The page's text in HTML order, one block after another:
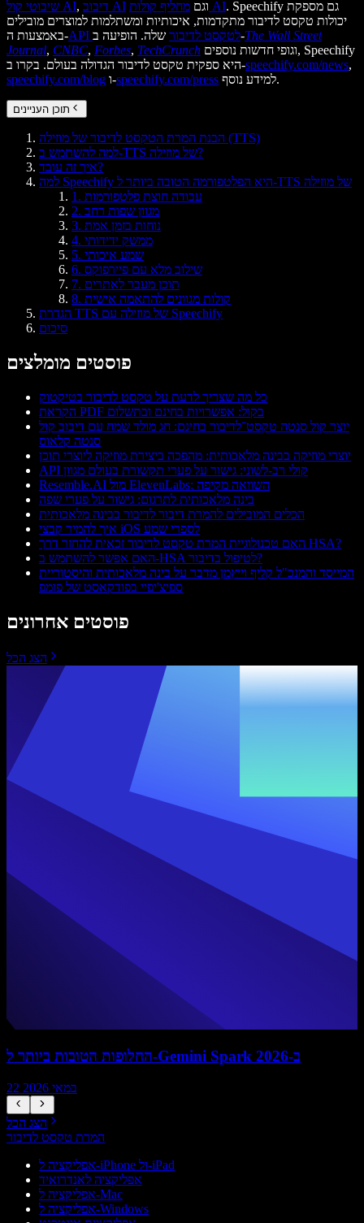
שיבוטי קול AI, דיבוב AI וגם מחליף קולות AI. Speechify גם מספקת
יכולות טקסט לדיבור מתקדמות, איכותיות ומשתלמות למוצרים מובילים
באמצעות ה-
API לטקסט לדיבורשלה. הופיעה ב-The Wall Street
Journal, CNBC, Forbes, TechCrunch
היא ספקית טקסט לדיבור הגדולה בעולם. בקרו ב-speechify.com/news,
speechify.com/blog ו-speechify.com/press למידע נוסף.
תוכן העניינים
הבנת המרת הטקסט לדיבור של מוזילה (TTS)
למה להשתמש ב-TTS של מוזילה?
איך זה עובד?
למה Speechify היא הפלטפורמה הטובה ביותר ל-TTS של מוזילה
1. עבודה חוצת פלטפורמות
2. מגוון שפות רחב
3. נוחות בזמן אמת
4. ממשק ידידותי
5. שמע איכותי
6. שילוב מלא עם פיירפוקס
7. תוכן מעבר לאתרים
8. קולות מגוונים להתאמה אישית
הגדרת TTS של מוזילה עם Speechify
סיכום
פוסטים מומלצים
כל מה שצריך לדעת על טקסט לדיבור בטיקטוק
הקראת PDF בקול: אפשרויות בחינם ובתשלום
יוצר קול סנטה טקסט־לדיבור בחינם: חג מולד שמח עם דיבוב קול
סנטה קלאוס
יוצרי מוזיקה בבינה מלאכותית: מהפכה ביצירת מוזיקה ליוצרי תוכן
API קולי רב-לשוני: גישור על פערי תקשורת בעולם מגוון
Resemble.AI מול ElevenLabs: השוואה מקיפה
בינה מלאכותית לתרגום: גישור על פערי שפה
הכלים המובילים להמרת דיבור לדיבור בבינה מלאכותית
איך להמיר קבצי iOS לספרי שמע
האם טכנולוגיית המרת טקסט לדיבור זכאית להחזר דרך HSA?
האם אפשר להשתמש ב-HSA לטיפול בדיבור?
המייסד והמנכ"ל קליף וייץמן מדבר על בינה מלאכותית והיסטוריית
ספיצ'יפיי בפודקאסט של פומפ
פוסטים אחרונים
הצג הכל
החלופות הטובות ביותר ל-Gemini Spark ב-2026
22 במאי 2026
הצג הכל
המרת טקסט לדיבור
אפליקציה ל-iPhone ול-iPad
אפליקציה לאנדרואיד
אפליקציה ל-Mac
אפליקציה ל-Windows